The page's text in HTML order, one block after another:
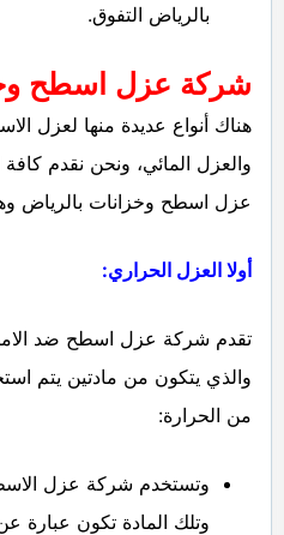
بالرياض التفوق.
شركة عزل اسطح
هناك أنواع عديدة منها لعزل
والعزل المائي، ونحن نقدم كافة
عزل اسطح وخزانات بالرياض
أولا العزل الحراري:
تقدم شركة عزل اسطح ضد
والذي يتكون من مادتين يتم
من الحرارة:
وتستخدم شركة عزل
وتلك المادة تكون عبارة